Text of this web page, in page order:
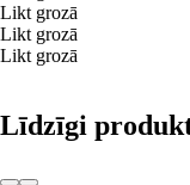
Likt grozā
Likt grozā
Likt grozā
Līdzīgi